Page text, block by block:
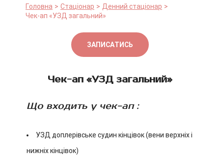
Головна Стаціонар
Денний стаціонар
Чек-ап «УЗД загальний»
ЗАПИСАТИСЬ
Чек-ап «УЗД загальний»
Що входить у чек-ап :
УЗД доплерівське судин кінцівок (вени верхніх і
нижніх кінцівок)